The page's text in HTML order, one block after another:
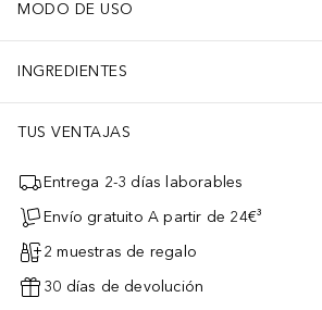
MODO DE USO
INGREDIENTES
TUS VENTAJAS
Entrega 2-3 días laborables
Envío gratuito A partir de 24€³
2 muestras de regalo
30 días de devolución